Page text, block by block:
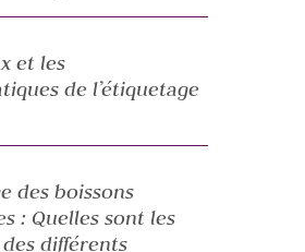
et les
de l’étiquetage
des boissons
: Quelles sont les
différents